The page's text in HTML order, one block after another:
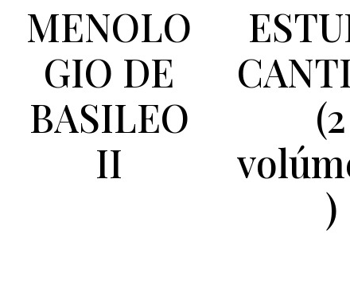
MENOLO
GIO DE
BASILEO
II
(2
)